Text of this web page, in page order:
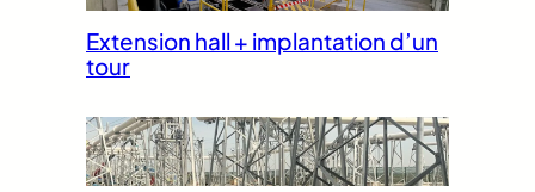
Extension hall + implantation d’un
tour